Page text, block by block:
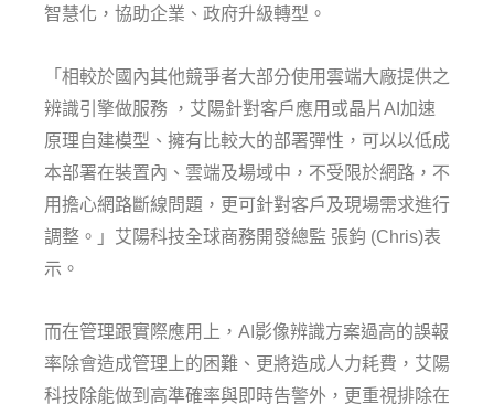
智慧化，協助企業、政府升級轉型。
「相較於國內其他競爭者大部分使用雲端大廠提供之
辨識引擎做服務 ，艾陽針對客戶應用或晶片AI加速
原理自建模型、擁有比較大的部署彈性，可以以低成
本部署在裝置內、雲端及場域中，不受限於網路，不
用擔心網路斷線問題，更可針對客戶及現場需求進行
調整。」艾陽科技全球商務開發總監 張鈞 (Chris)表
示。
而在管理跟實際應用上，AI影像辨識方案過高的誤報
率除會造成管理上的困難、更將造成人力耗費，艾陽
科技除能做到高準確率與即時告警外，更重視排除在